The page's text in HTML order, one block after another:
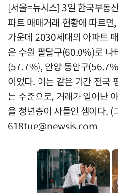
[서울=뉴시스] 3일 한국부동
파트 매매거래 현황에 따르
가운데 2030세대의 아파트
은 수원 팔달구(60.0%)로 나
(57.7%), 안양 동안구
이었다. 이는 같은 기간 전국
는 수준으로, 거래가 일어난
을 청년층이 사들인 셈이다. (
618tue@newsis.com